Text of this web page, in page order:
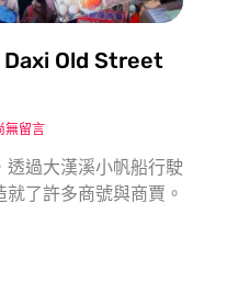
Daxi Old Street
無留言
透過大漢溪小帆船行駛
了許多商號與商賈。